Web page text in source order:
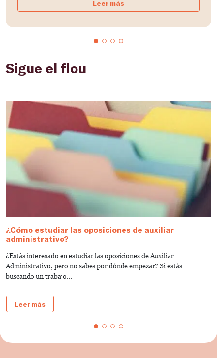
Leer más
Sigue el flou
¿Cómo estudiar las oposiciones de auxiliar
administrativo?
¿Estás interesado en estudiar las oposiciones de Auxiliar
Administrativo, pero no sabes por dónde empezar? Si estás
buscando un trabajo...
Leer más